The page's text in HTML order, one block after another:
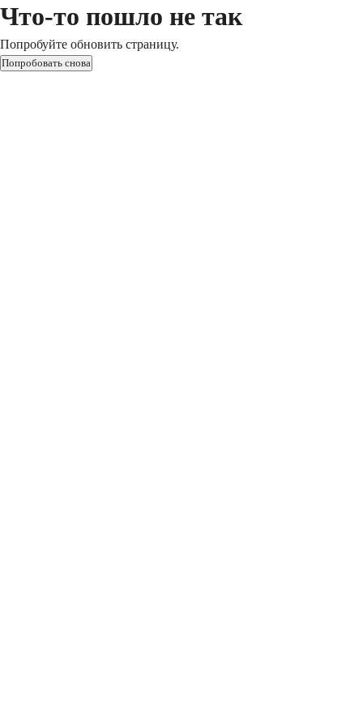
Что-то пошло не так
Попробуйте обновить страницу.
Попробовать снова